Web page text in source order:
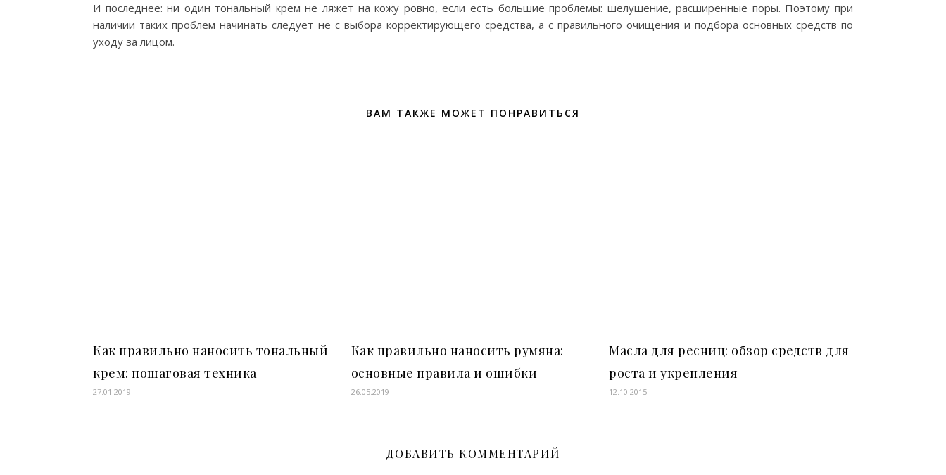
И последнее: ни один тональный крем не ляжет на кожу ровно, если есть большие проблемы: шелушение, расширенные поры. Поэтому при
наличии таких проблем начинать следует не с выбора корректирующего средства, а с правильного очищения и подбора основных средств по
уходу за лицом.
ВАМ ТАКЖЕ МОЖЕТ ПОНРАВИТЬСЯ
Как правильно наносить тональный
крем: пошаговая техника
27.01.2019
Как правильно наносить румяна:
основные правила и ошибки
26.05.2019
Масла для ресниц: обзор средств для
роста и укрепления
12.10.2015
ДОБАВИТЬ КОММЕНТАРИЙ